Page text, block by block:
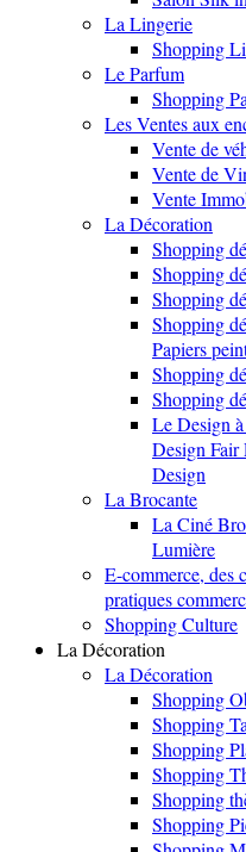
La Lingerie
Shopping
Le Parfum
Shopping
Les Ventes aux
Vente de
Vente de
Vente
La Décoration
Shopping
Shopping
Shopping
Shopping
Papiers
Shopping
Shopping
Le Design
Design Fair
Design
La Brocante
La Ciné
Lumière
E-commerce, des
pratiques
Shopping Culture
La Décoration
La Décoration
Shopping
Shopping
Shopping
Shopping
Shopping
Shopping